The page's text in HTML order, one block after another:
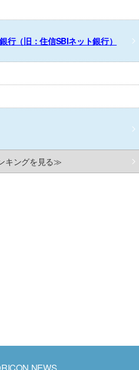
行（旧：住信SBIネット銀行）
キングを見る≫